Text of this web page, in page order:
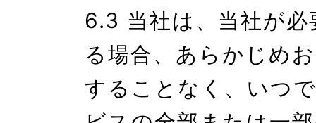
6.3 当社は、当社が必
る場合、あらかじめ
することなく、いつ